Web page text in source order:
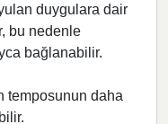
duygulara dair
bu nedenle
bağlanabilir.
temposunun daha